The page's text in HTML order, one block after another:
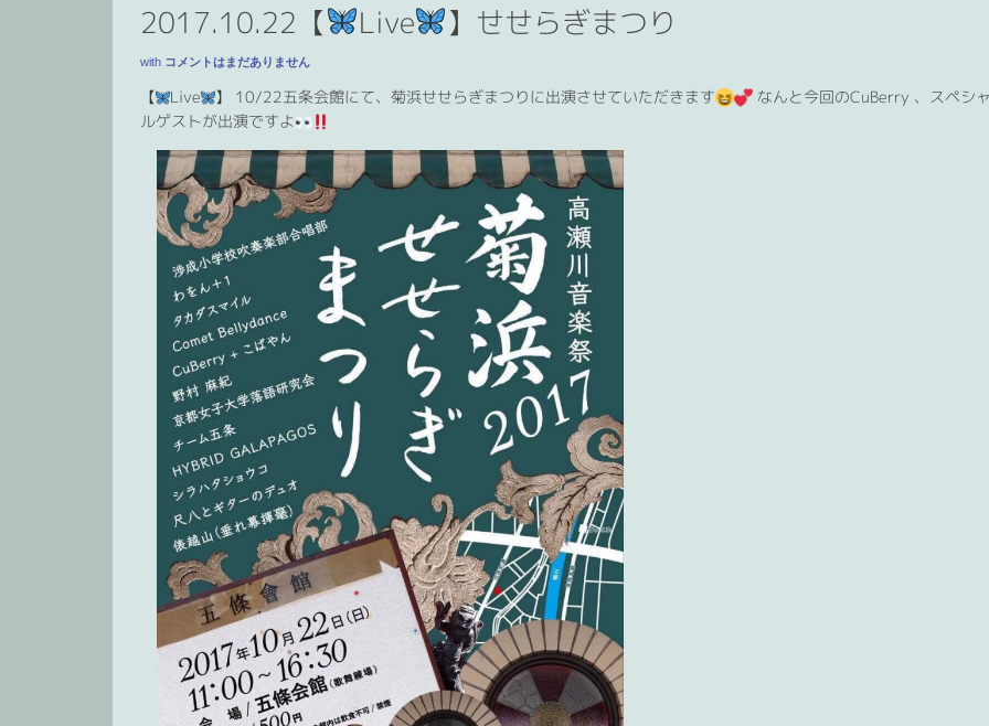
2017.10.22【 Live 】せせらぎまつり
with コメントはまだありません
【 Live 】 10/22五条会館にて、菊浜せせらぎまつりに出演させていただきます
なんと今回のCuBerry 、スペシ
ルゲストが出演ですよ